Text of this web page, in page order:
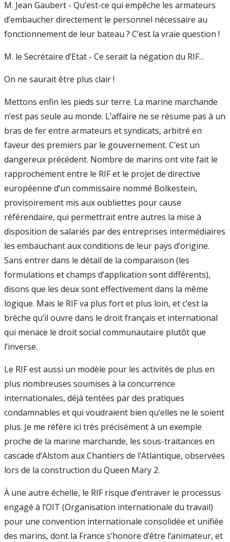
M. Jean Gaubert - Qu’est-ce qui empêche les armateurs
d’embaucher directement le personnel nécessaire au
fonctionnement de leur bateau ? C’est la vraie question !
M. le Secrétaire d’Etat - Ce serait la négation du RIF...
On ne saurait être plus clair !
Mettons enfin les pieds sur terre. La marine marchande
n’est pas seule au monde. L’affaire ne se résume pas à un
bras de fer entre armateurs et syndicats, arbitré en
faveur des premiers par le gouvernement. C’est un
dangereux précédent. Nombre de marins ont vite fait le
rapprochement entre le RIF et le projet de directive
européenne d’un commissaire nommé Bolkestein,
provisoirement mis aux oubliettes pour cause
référendaire, qui permettrait entre autres la mise à
disposition de salariés par des entreprises intermédiaires
les embauchant aux conditions de leur pays d’origine.
Sans entrer dans le détail de la comparaison (les
formulations et champs d’application sont différents),
disons que les deux sont effectivement dans la même
logique. Mais le RIF va plus fort et plus loin, et c’est la
brèche qu’il ouvre dans le droit français et international
qui menace le droit social communautaire plutôt que
l’inverse.
Le RIF est aussi un modèle pour les activités de plus en
plus nombreuses soumises à la concurrence
internationales, déjà tentées par des pratiques
condamnables et qui voudraient bien qu’elles ne le soient
plus. Je me réfère ici très précisément à un exemple
proche de la marine marchande, les sous-traitances en
cascade d’Alstom aux Chantiers de l’Atlantique, observées
lors de la construction du Queen Mary 2.
À une autre échelle, le RIF risque d’entraver le processus
engagé à l’OIT (Organisation internationale du travail)
pour une convention internationale consolidée et unifiée
des marins, dont la France s’honore d’être l’animateur, et